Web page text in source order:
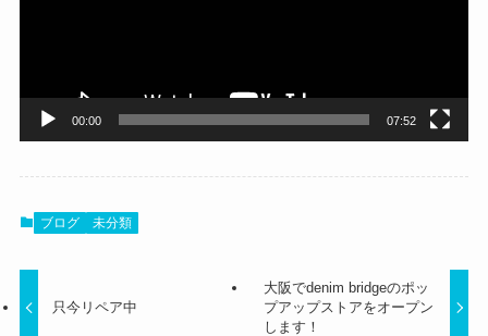
00:00 07:52
ブログ 未分類
只今リペア中
大阪でdenim bridgeのポッ
プアップストアをオープン
します！